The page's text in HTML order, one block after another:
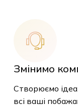
Змінимо
Створюємо
всі ваші